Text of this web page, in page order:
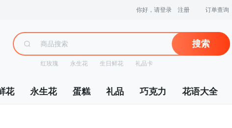
你好，请登录 注册 订单查询
搜索
红玫瑰 永生花 生日鲜花 礼品卡
花 永生花 蛋糕 礼品 巧克力 花语大全